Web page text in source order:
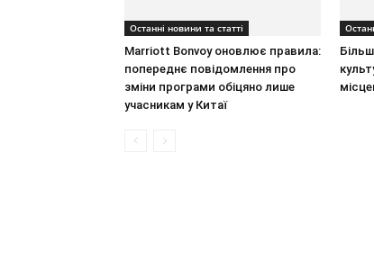
Останні новини та статті
Marriott Bonvoy оновлює правила:
попереднє повідомлення про
зміни програми обіцяно лише
учасникам у Китаї